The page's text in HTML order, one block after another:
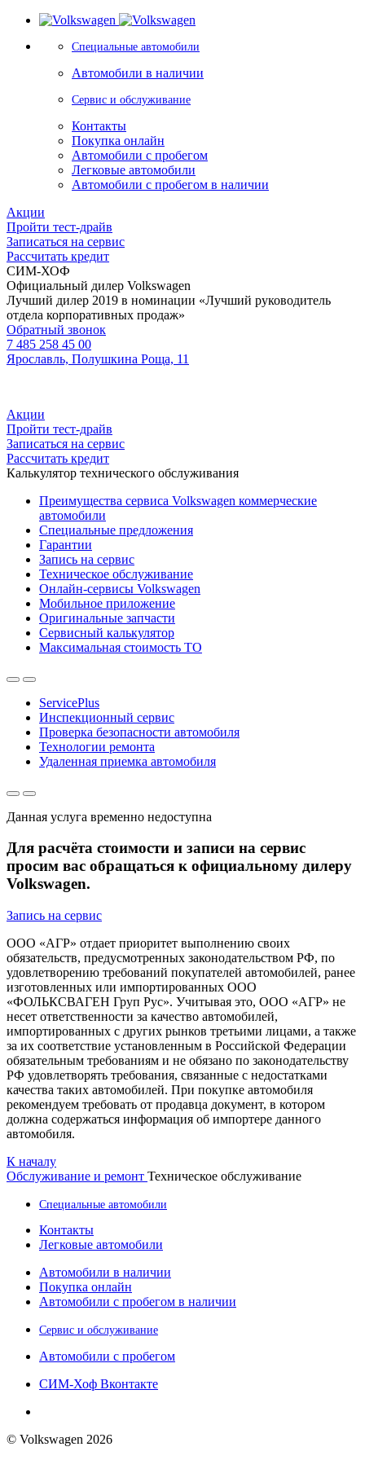
Специальные автомобили
Автомобили в наличии
Сервис и обслуживание
Контакты
Покупка онлайн
Автомобили с пробегом
Легковые автомобили
Автомобили с пробегом в наличии
Акции
Пройти тест-драйв
Записаться на сервис
Рассчитать кредит
СИМ-ХОФ
Официальный дилер Volkswagen
Лучший дилер 2019 в номинации «Лучший руководитель
отдела корпоративных продаж»
Обратный звонок
7 485 258 45 00
Ярославль, Полушкина Роща, 11
Акции
Пройти тест-драйв
Записаться на сервис
Рассчитать кредит
Калькулятор технического обслуживания
Преимущества сервиса Volkswagen коммерческие
автомобили
Специальные предложения
Гарантии
Запись на сервис
Техническое обслуживание
Онлайн-сервисы Volkswagen
Мобильное приложение
Оригинальные запчасти
Сервисный калькулятор
Максимальная стоимость ТО
ServicePlus
Инспекционный сервис
Проверка безопасности автомобиля
Технологии ремонта
Удаленная приемка автомобиля
Данная услуга временно недоступна
Для расчёта стоимости и записи на сервис
просим вас обращаться к официальному дилеру
Volkswagen.
Запись на сервис
ООО «АГР» отдает приоритет выполнению своих
обязательств, предусмотренных законодательством РФ, по
удовлетворению требований покупателей автомобилей, ранее
изготовленных или импортированных ООО
«ФОЛЬКСВАГЕН Груп Рус». Учитывая это, ООО «АГР» не
несет ответственности за качество автомобилей,
импортированных с других рынков третьими лицами, а также
за их соответствие установленным в Российской Федерации
обязательным требованиям и не обязано по законодательству
РФ удовлетворять требования, связанные с недостатками
качества таких автомобилей. При покупке автомобиля
рекомендуем требовать от продавца документ, в котором
должна содержаться информация об импортере данного
автомобиля.
К началу
Обслуживание и ремонт Техническое обслуживание
Специальные автомобили
Контакты
Легковые автомобили
Автомобили в наличии
Покупка онлайн
Автомобили с пробегом в наличии
Сервис и обслуживание
Автомобили с пробегом
СИМ-Хоф Вконтакте
© Volkswagen 2026